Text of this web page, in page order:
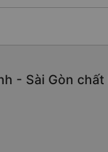
- Sài Gòn